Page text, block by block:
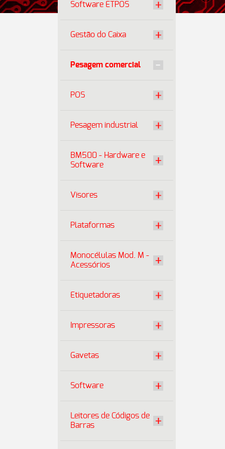
Software ETPOS
Gestão do Caixa
Pesagem comercial
POS
Pesagem industrial
BM500 - Hardware e
Software
Visores
Plataformas
Monocélulas Mod. M -
Acessórios
Etiquetadoras
Impressoras
Gavetas
Software
Leitores de Códigos de
Barras